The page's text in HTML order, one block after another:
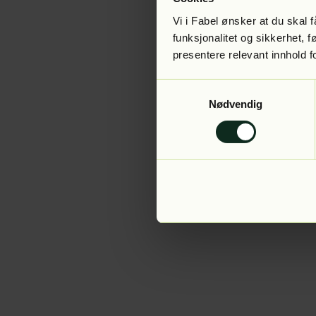
Vi i Fabel ønsker at du skal
funksjonalitet og sikkerhet,
presentere relevant innhold
Nødvendig
Application